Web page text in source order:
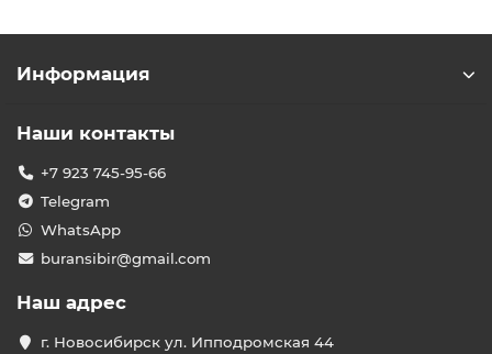
Информация
Наши контакты
+7 923 745-95-66
Telegram
WhatsApp
buransibir@gmail.com
Наш адрес
г. Новосибирск ул. Ипподромская 44